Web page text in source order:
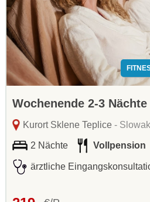
Wochenende 2-3 Nächte
Kurort Sklene Teplice-
2 Nächte Vollpension
ärztliche